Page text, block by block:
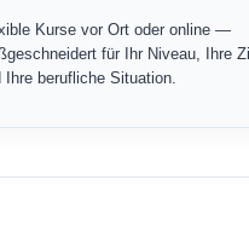
Kurse vor Ort oder online —
für Ihr Niveau, Ihre
Ihre berufliche Situation.